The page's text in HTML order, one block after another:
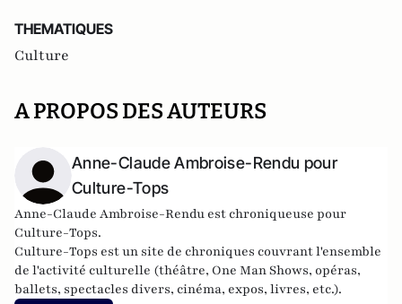
THEMATIQUES
Culture
A PROPOS DES AUTEURS
Anne-Claude Ambroise-Rendu pour
Culture-Tops
Anne-Claude Ambroise-Rendu est chroniqueuse pour
Culture-Tops.
Culture-Tops est un site de chroniques couvrant l'ensemble
de l'activité culturelle (théâtre, One Man Shows, opéras,
ballets, spectacles divers, cinéma, expos, livres, etc.).